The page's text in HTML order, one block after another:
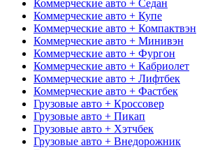
Коммерческие авто + Седан
Коммерческие авто + Купе
Коммерческие авто + Компактвэн
Коммерческие авто + Минивэн
Коммерческие авто + Фургон
Коммерческие авто + Кабриолет
Коммерческие авто + Лифтбек
Коммерческие авто + Фастбек
Грузовые авто + Кроссовер
Грузовые авто + Пикап
Грузовые авто + Хэтчбек
Грузовые авто + Внедорожник